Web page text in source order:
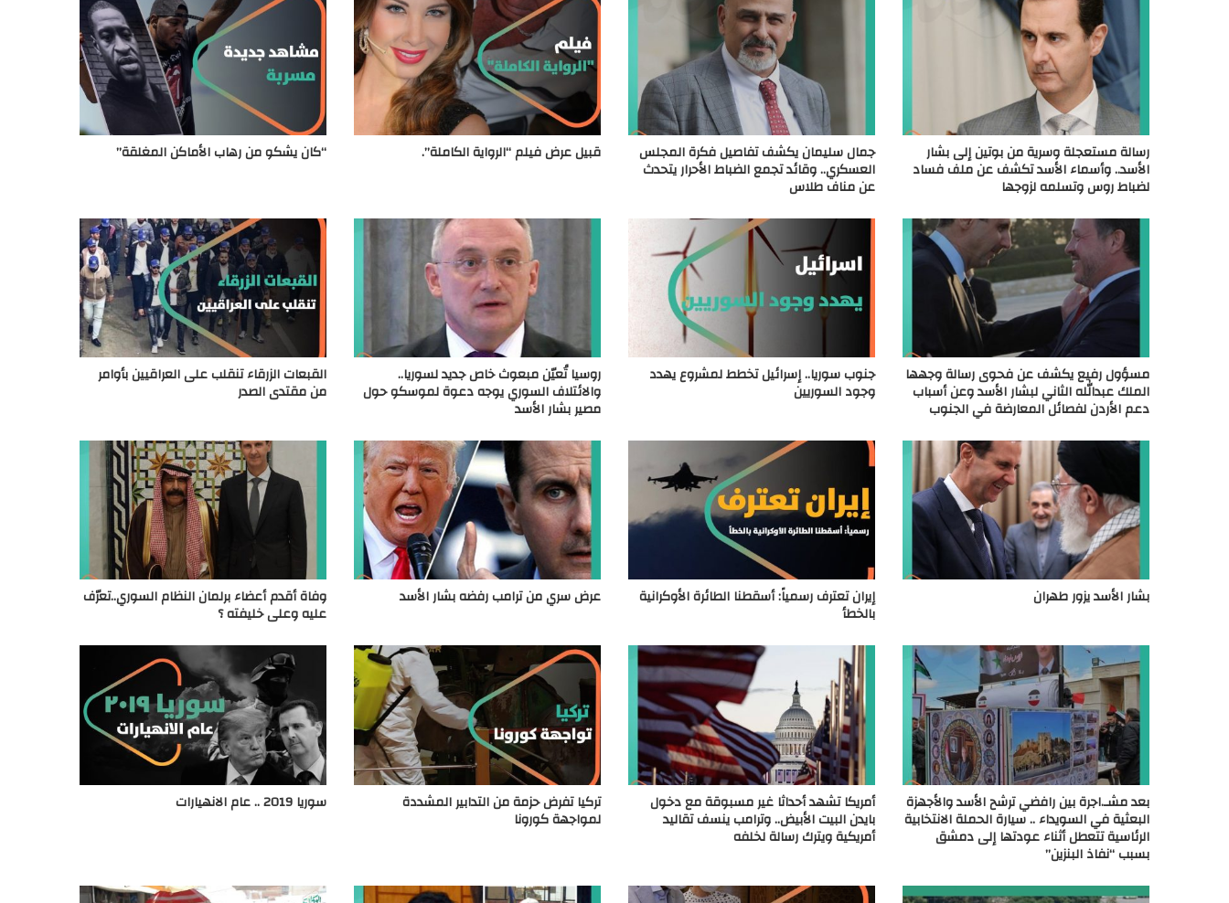
رسالة مستعجلة وسرية من بوتين إلى بشار
الأسد.. وأسماء الأسد تكشف عن ملف فساد
لضباط روس وتسلمه لزوجها
جمال سليمان يكشف تفاصيل فكرة المجلس
العسكري.. وقائد تجمع الضباط الأحرار يتحدث
عن مناف طلاس
قبيل عرض فيلم “الرواية الكاملة”. “كان يشكو من رهاب الأماكن المغلقة”
مسؤول رفيع يكشف عن فحوى رسالة وجهها
الملك عبدالله الثاني لبشار الأسد وعن أسباب
دعم الأردن لفصائل المعارضة في الجنوب
جنوب سوريا.. إسرائيل تخطط لمشروع يهدد
وجود السوريين
روسيا تُعيّن مبعوث خاص جديد لسوريا..
والائتلاف السوري يوجه دعوة لموسكو حول
مصير بشار الأسد
القبعات الزرقاء تنقلب على العراقيين بأوامر
من مقتدى الصدر
بشار الأسد يزور طهران إيران تعترف رسمياً: أسقطنا الطائرة الأوكرانية
بالخطأ
عرض سري من ترامب رفضه بشار الأسد وفاة أقدم أعضاء برلمان النظام السوري..تعرّف
عليه وعلى خليفته ؟
بعد مشـ.اجرة بين رافضي ترشح الأسد والأجهزة
البعثية في السويداء .. سيارة الحملة الانتخابية
الرئاسية تتعطل أثناء عودتها إلى دمشق
بسبب “نفاذ البنزين”
أمريكا تشهد أحداثا غير مسبوقة مع دخول
بايدن البيت الأبيض.. وترامب ينسف تقاليد
أمريكية ويترك رسالة لخلفه
تركيا تفرض حزمة من التدابير المشددة
لمواجهة كورونا
سوريا 2019 .. عام الانهيارات